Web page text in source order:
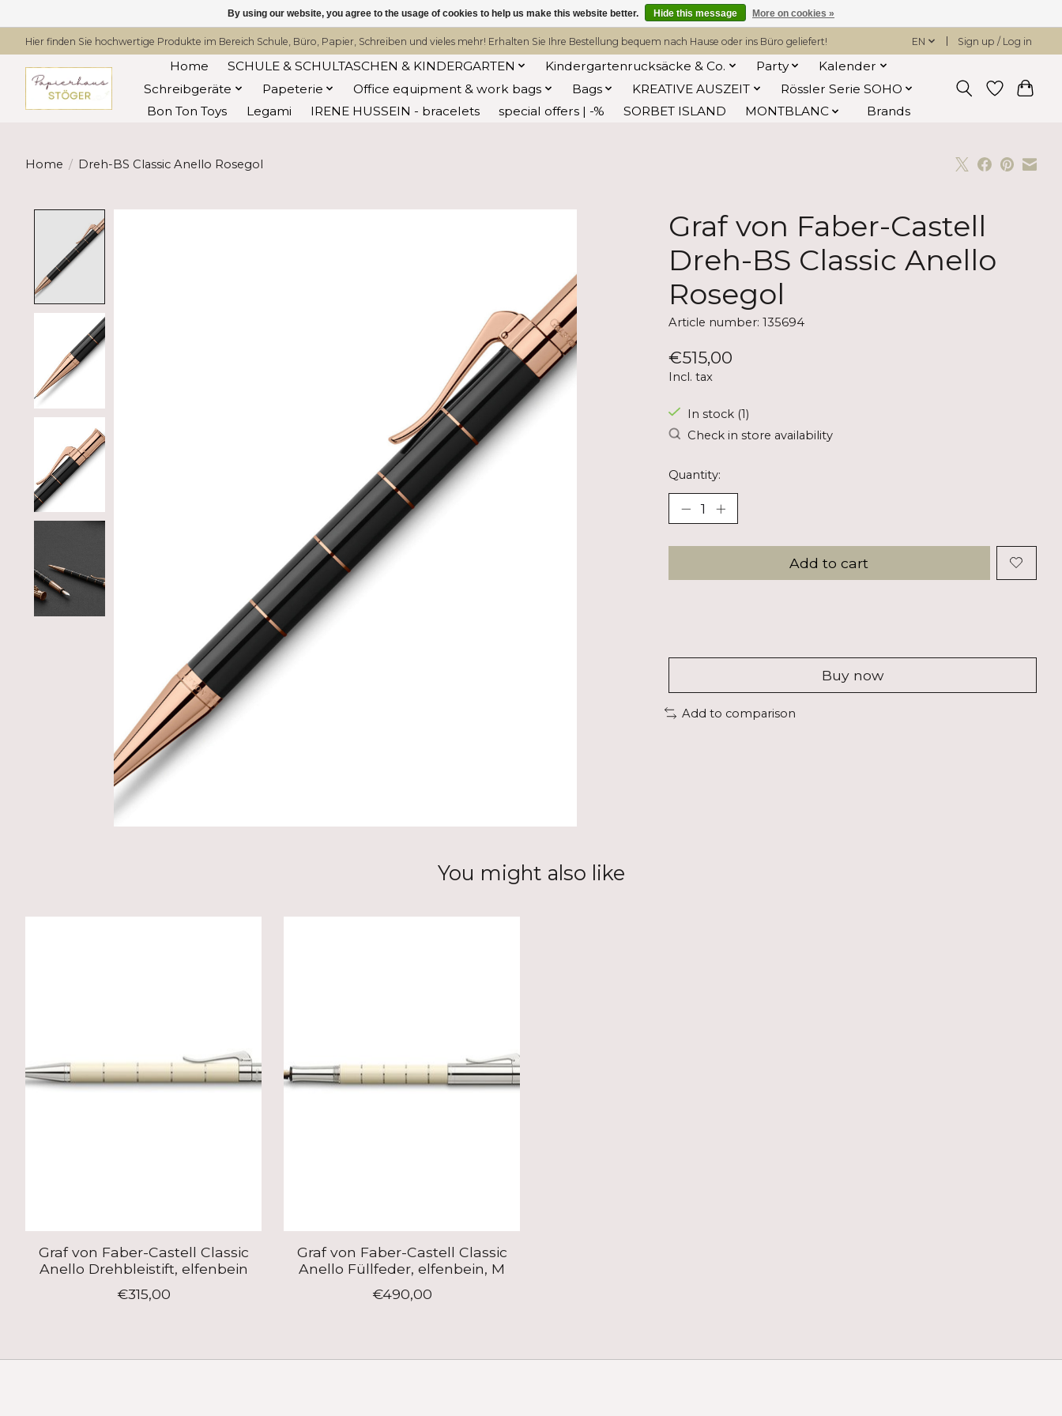
Hier finden Sie hochwertige Produkte im Bereich Schule, Büro, Papier, Schreiben und vieles mehr! Erhalten Sie Ihre Bestellung bequem nach Hause oder ins Büro geliefert! EN Sign up / Log in
Home SCHULE & SCHULTASCHEN & KINDERGARTEN Kindergartenrucksäcke & Co. Party
Kalender
Schreibgeräte
Papeterie Office equipment & work bags Bags KREATIVE AUSZEIT
Rössler Serie SOHO
Bon Ton Toys
Legami IRENE HUSSEIN - bracelets special offers | -% SORBET ISLAND MONTBLANC Brands
Home / Dreh-BS Classic Anello Rosegol
Graf von Faber-Castell
Dreh-BS Classic Anello
Rosegol
Article number: 135694
€515,00
Incl. tax
In stock (1)
Check in store availability
Quantity:
Add to cart
Buy now
Add to comparison
You might also like
Graf von Faber-Castell Classic
Anello Drehbleistift, elfenbein
€315,00
Graf von Faber-Castell Classic
Anello Füllfeder, elfenbein, M
€490,00
By using our website, you agree to the usage of cookies to help us make this website better. Hide this message More on cookies »